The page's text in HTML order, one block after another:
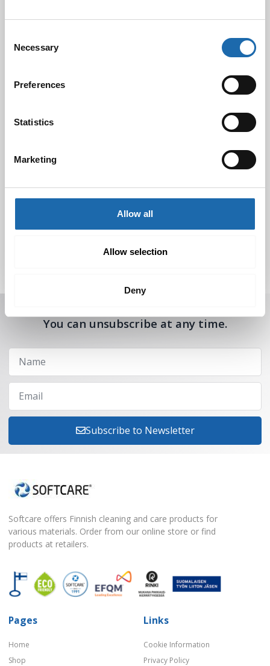
Selection
Necessary
Preferences
Statistics
Marketing
Allow all
Allow selection
Deny
10.10.2024
You can unsubscribe at any time.
Subscribe to Newsletter
Softcare offers Finnish cleaning and care products for
various materials. Order from our online store or find
products at retailers.
Pages
Home
Shop
Links
Cookie Information
Privacy Policy